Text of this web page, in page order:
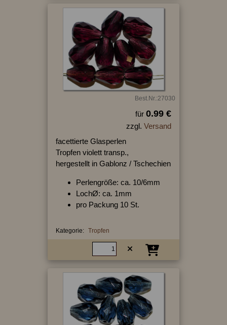
Best.Nr.:27030
für 0.99 €
zzgl. Versand
facettierte Glasperlen
Tropfen violett transp.,
hergestellt in Gablonz / Tschechien
Perlengröße: ca. 10/6mm
LochØ: ca. 1mm
pro Packung 10 St.
Kategorie: Tropfen